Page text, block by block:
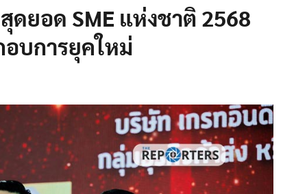
ดยอด SME แห่งชาติ 2568
อบการยุคใหม่